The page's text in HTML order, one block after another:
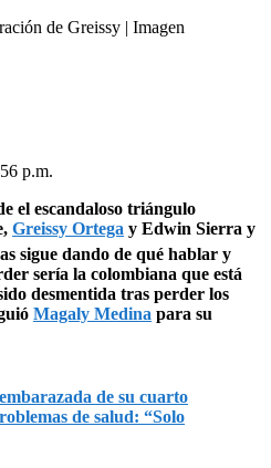
de Greissy | Imagen
p.m.
el escandaloso triángulo
Greissy Ortega y Edwin Sierra y
sigue dando de qué hablar y
sería la colombiana que está
desmentida tras perder los
Magaly Medina para su
de su cuarto
de salud: “Solo